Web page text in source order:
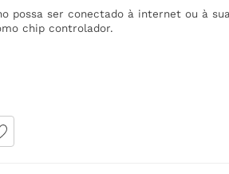
possa ser conectado à internet ou à
chip controlador.